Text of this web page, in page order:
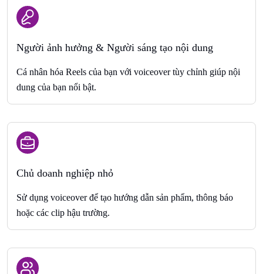
Người ảnh hưởng & Người sáng tạo nội dung
Cá nhân hóa Reels của bạn với voiceover tùy chỉnh giúp nội
dung của bạn nổi bật.
Chủ doanh nghiệp nhỏ
Sử dụng voiceover để tạo hướng dẫn sản phẩm, thông báo
hoặc các clip hậu trường.